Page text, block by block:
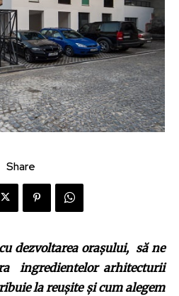
Share
dezvoltarea oraşului, să ne
ingredientelor arhitecturii
la reuşite şi cum alegem